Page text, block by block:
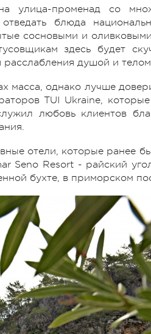
улица-променад со
блюда
сосновыми и
здесь будет
душой и
масса, однако лучше
TUI Ukraine,
любовь клиентов
отели, которые ранее
Seno Resort - райский
бухте, в приморском